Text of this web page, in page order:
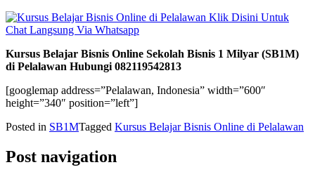
Kursus Belajar Bisnis Online Sekolah Bisnis 1 Milyar (SB1M)
di Pelalawan Hubungi 082119542813
[googlemap address=”Pelalawan, Indonesia” width=”600″
height=”340″ position=”left”]
Posted in SB1MTagged Kursus Belajar Bisnis Online di Pelalawan
Post navigation